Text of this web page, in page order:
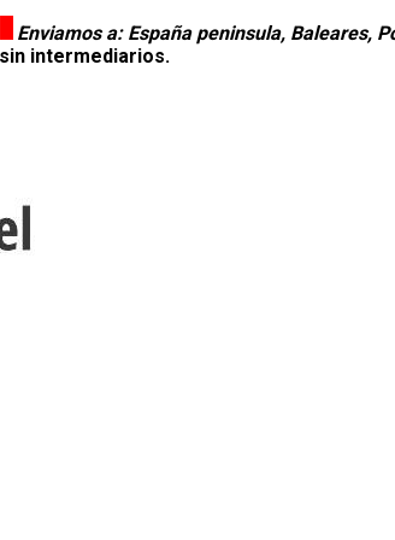
Enviamos a: España peninsula, Baleares,
intermediarios.